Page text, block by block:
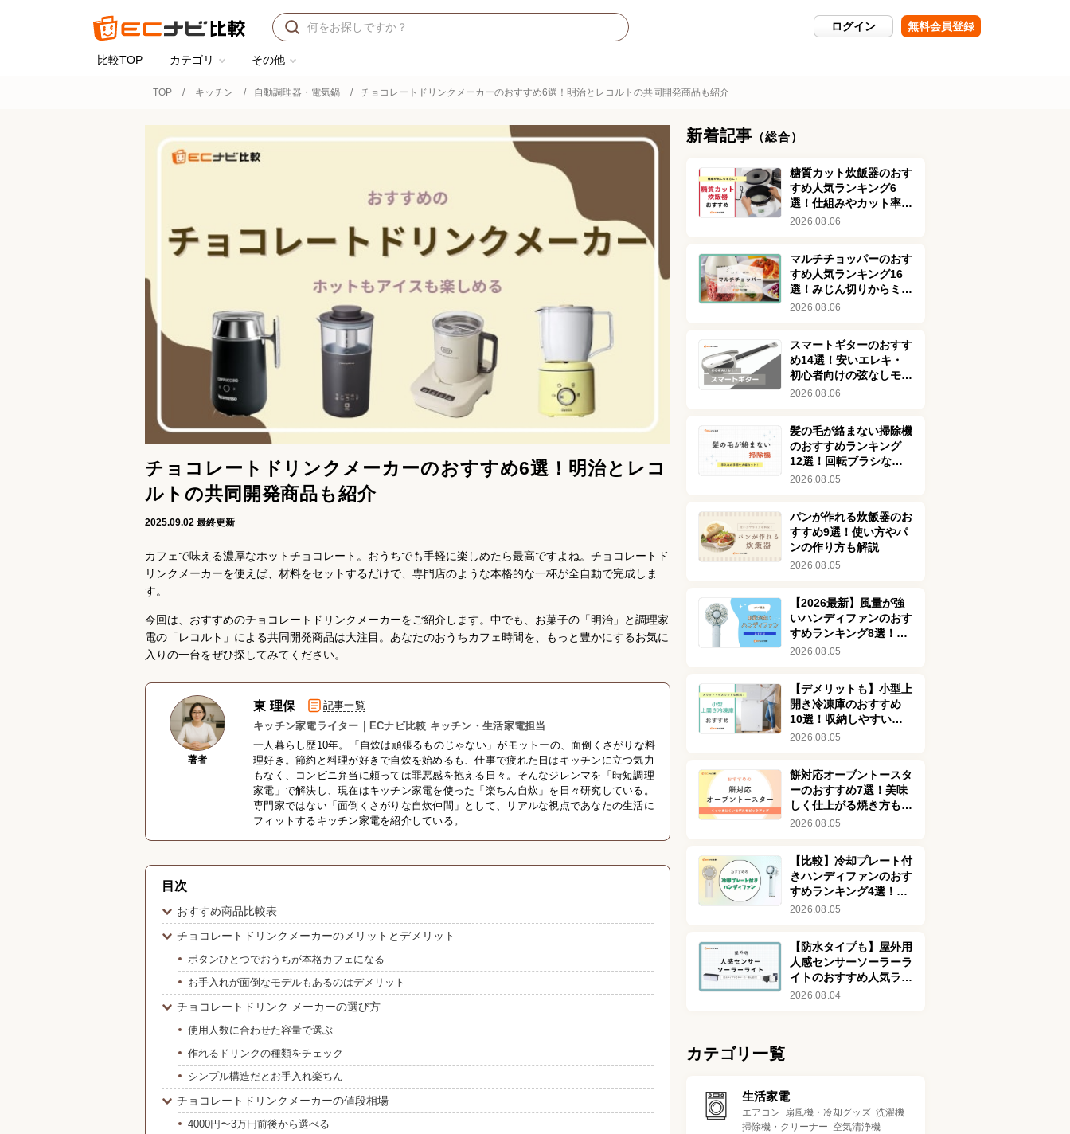
ログイン 無料会員登録
比較TOP カテゴリ その他
TOP キッチン 自動調理器・電気鍋 チョコレートドリンクメーカーのおすすめ6選！明治とレコルトの共同開発商品も紹介
チョコレートドリンクメーカーのおすすめ6選！明治とレコ
ルトの共同開発商品も紹介
2025.09.02 最終更新
カフェで味える濃厚なホットチョコレート。おうちでも手軽に楽しめたら最高ですよね。チョコレートド
リンクメーカーを使えば、材料をセットするだけで、専門店のような本格的な一杯が全自動で完成しま
す。
今回は、おすすめのチョコレートドリンクメーカーをご紹介します。中でも、お菓子の「明治」と調理家
電の「レコルト」による共同開発商品は大注目。あなたのおうちカフェ時間を、もっと豊かにするお気に
入りの一台をぜひ探してみてください。
著者
東 理保
記事一覧
キッチン家電ライター｜ECナビ比較 キッチン・生活家電担当
一人暮らし歴10年。「自炊は頑張るものじゃない」がモットーの、面倒くさがりな料
理好き。節約と料理が好きで自炊を始めるも、仕事で疲れた日はキッチンに立つ気力
もなく、コンビニ弁当に頼っては罪悪感を抱える日々。そんなジレンマを「時短調理
家電」で解決し、現在はキッチン家電を使った「楽ちん自炊」を日々研究している。
専門家ではない「面倒くさがりな自炊仲間」として、リアルな視点であなたの生活に
フィットするキッチン家電を紹介している。
目次
おすすめ商品比較表
チョコレートドリンクメーカーのメリットとデメリット
ボタンひとつでおうちが本格カフェになる
お手入れが面倒なモデルもあるのはデメリット
チョコレートドリンク メーカーの選び方
使用人数に合わせた容量で選ぶ
作れるドリンクの種類をチェック
シンプル構造だとお手入れ楽ちん
チョコレートドリンクメーカーの値段相場
4000円〜3万円前後から選べる
新着記事 （総合）
糖質カット炊飯器のおす
すめ人気ランキング6
選！仕組みやカット率も
解説
2026.08.06
マルチチョッパーのおす
すめ人気ランキング16
選！みじん切りからミン
チまでラクラク時短調理
2026.08.06
スマートギターのおすす
め14選！安いエレキ・
初心者向けの弦なしモデ
ルを紹介！デメリットも
2026.08.06
髪の毛が絡まない掃除機
のおすすめランキング
12選！回転ブラシなし
の商品も
2026.08.05
パンが作れる炊飯器のお
すすめ9選！使い方やパ
ンの作り方も解説
2026.08.05
【2026最新】風量が強
いハンディファンのおす
すめランキング8選！最
強クラスの強風モデルも
2026.08.05
【デメリットも】小型上
開き冷凍庫のおすすめ
10選！収納しやすいモ
デルも
2026.08.05
餅対応オーブントースタ
ーのおすすめ7選！美味
しく仕上がる焼き方も紹
介
2026.08.05
【比較】冷却プレート付
きハンディファンのおす
すめランキング4選！冷
感最強クラスの体
2026.08.05
【防水タイプも】屋外用
人感センサーソーラーラ
イトのおすすめ人気ラン
キング8選！おしゃれな
2026.08.04
カテゴリ一覧
生活家電
エアコン 扇風機・冷却グッズ 洗濯機
掃除機・クリーナー 空気清浄機